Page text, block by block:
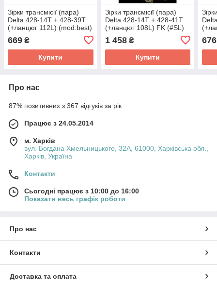
Зірки трансмісії (пара)
Delta 428-14T + 428-39T
(+ланцюг 112L) (mod:best)
669 ₴
Купити
Зірки трансмісії (пара)
Delta 428-14T + 428-41T
(+ланцюг 108L) FK (#SL)
1 458₴
Купити
676
Про нас
87% позитивних з 367 відгуків за рік
Працює з 24.05.2014
м. Харків
вул. Богдана Хмельницького, 32А, 61000, Харківська обл.,
Харків, Україна
Контакти
Сьогодні працює з 10:00 до 16:00
Показати весь графік роботи
Про нас
Контакти
Доставка та оплата